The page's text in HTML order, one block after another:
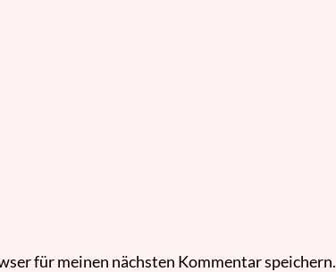
für meinen nächsten Kommentar speichern.